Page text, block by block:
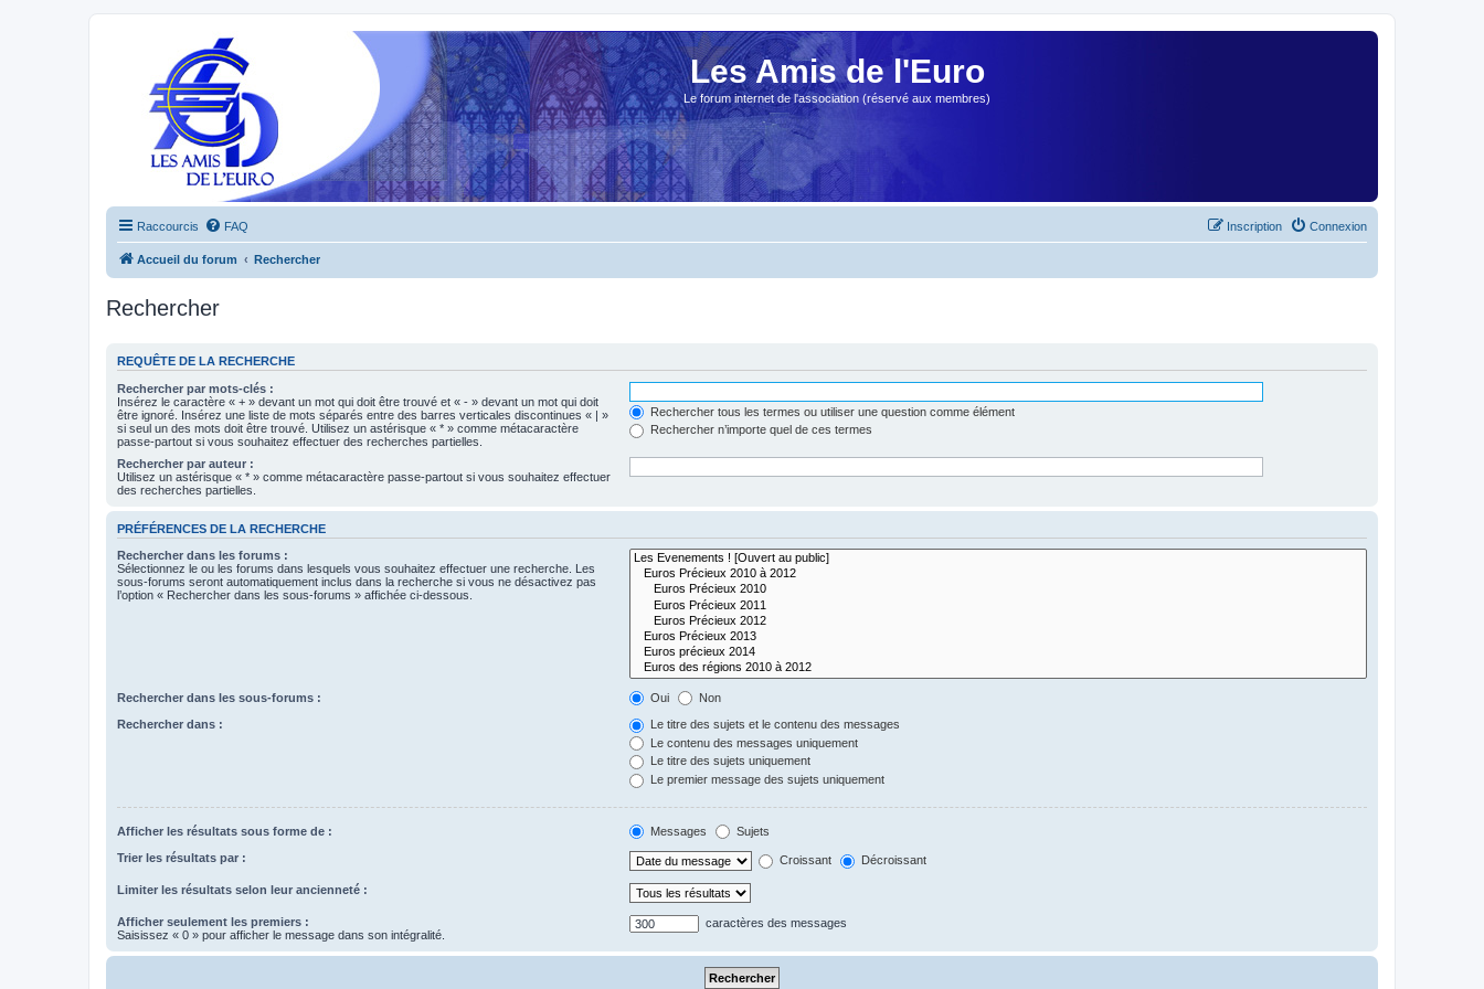
Les Amis de l'Euro
Le forum internet de l'association (réservé aux membres)
Raccourcis FAQ Connexion
Inscription
Accueil du forum Rechercher
Rechercher
REQUÊTE DE LA RECHERCHE
Rechercher par mots-clés :
Insérez le caractère « + » devant un mot qui doit être trouvé et « - » devant un mot qui doit
être ignoré. Insérez une liste de mots séparés entre des barres verticales discontinues « | »
si seul un des mots doit être trouvé. Utilisez un astérisque « * » comme métacaractère
passe-partout si vous souhaitez effectuer des recherches partielles.
Rechercher tous les termes ou utiliser une question comme élément
Rechercher n’importe quel de ces termes
Rechercher par auteur :
Utilisez un astérisque « * » comme métacaractère passe-partout si vous souhaitez effectuer
des recherches partielles.
PRÉFÉRENCES DE LA RECHERCHE
Rechercher dans les forums :
Sélectionnez le ou les forums dans lesquels vous souhaitez effectuer une recherche. Les
sous-forums seront automatiquement inclus dans la recherche si vous ne désactivez pas
l’option « Rechercher dans les sous-forums » affichée ci-dessous.
Rechercher dans les sous-forums : Oui Non
Rechercher dans :
Le titre des sujets et le contenu des messages
Le contenu des messages uniquement
Le titre des sujets uniquement
Le premier message des sujets uniquement
Afficher les résultats sous forme de : Messages Sujets
Trier les résultats par : Croissant Décroissant
Limiter les résultats selon leur ancienneté :
Afficher seulement les premiers :
Saisissez « 0 » pour afficher le message dans son intégralité.
caractères des messages